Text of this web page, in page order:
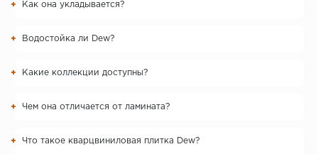
Как она укладывается?
Водостойка ли Dew?
Какие коллекции доступны?
Чем она отличается от ламината?
Что такое кварцвиниловая плитка Dew?